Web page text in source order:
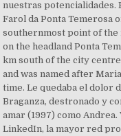
nuestras potencialidades.
Farol da Ponta Temerosa
southernmost point of the
on the headland Ponta
km south of the city
and was named after
time. Le quedaba el dolor
Braganza, destronado y
amar (1997) como
LinkedIn, la mayor red